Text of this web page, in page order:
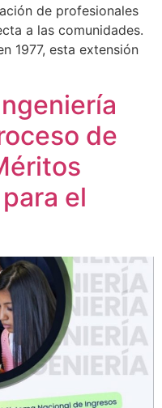
de profesionales
a las comunidades.
1977, esta extensión
de
el